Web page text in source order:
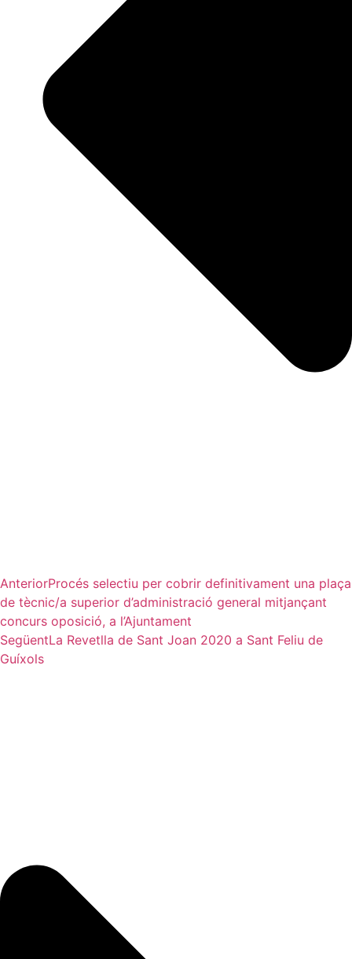
AnteriorProcés selectiu per cobrir definitivament una plaça
de tècnic/a superior d’administració general mitjançant
concurs oposició, a l’Ajuntament
SegüentLa Revetlla de Sant Joan 2020 a Sant Feliu de
Guíxols